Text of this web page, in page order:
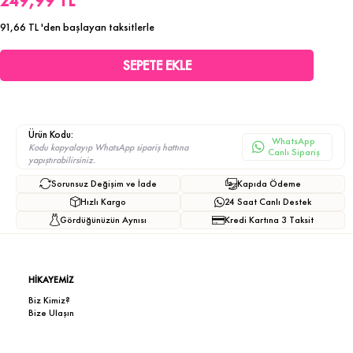
91,66 TL'den başlayan taksitlerle
Ürün Kodu:
Kodu kopyalayıp WhatsApp sipariş hattına
yapıştırabilirsiniz.
WhatsApp
Canlı Sipariş
Sorunsuz Değişim ve İade
Hızlı Kargo
Gördüğünüzün Aynısı
Kapıda Ödeme
24 Saat Canlı Destek
Kredi Kartına 3 Taksit
HİKAYEMİZ
Biz Kimiz?
Bize Ulaşın